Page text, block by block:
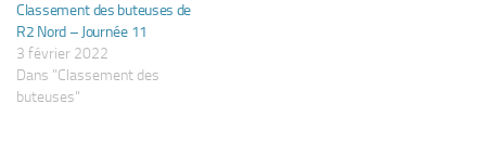
Classement des buteuses de
R2 Nord – Journée 11
3 février 2022
Dans "Classement des
buteuses"